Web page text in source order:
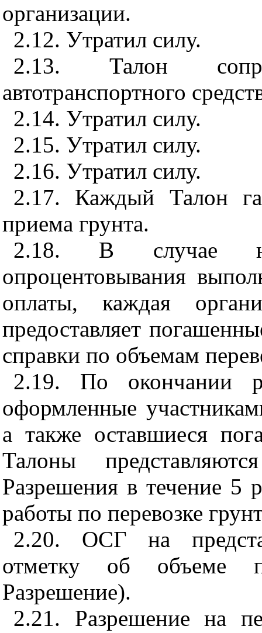
организации.
2.12. Утратил силу.
2.13. Талон
автотранспортного
2.14. Утратил силу.
2.15. Утратил силу.
2.16. Утратил силу.
2.17. Каждый Талон
приема грунта.
2.18. В случае
опроцентовывания
оплаты, каждая
предоставляет
справки по объемам
2.19. По окончании
оформленные
а также оставшиеся
Талоны
Разрешения в течение 5
работы по перевозке
2.20. ОСГ на
отметку об объеме
Разрешение).
2.21. Разрешение на